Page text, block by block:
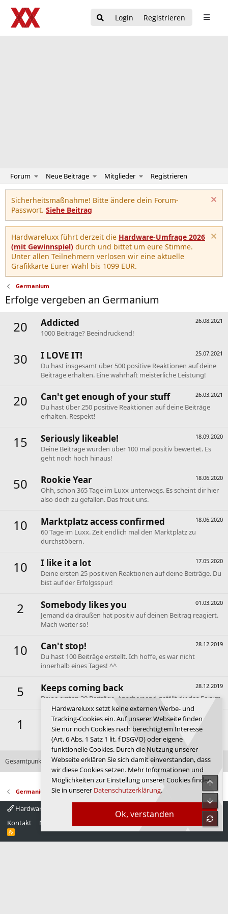
Login Registrieren
Forum Neue Beiträge Mitglieder Registrieren
Sicherheitsmaßnahme! Bitte ändere dein Forum-
Passwort. Siehe Beitrag
Hardwareluxx führt derzeit die Hardware-Umfrage 2026
(mit Gewinnspiel) durch und bittet um eure Stimme.
Unter allen Teilnehmern verlosen wir eine aktuelle
Grafikkarte Eurer Wahl bis 1099 EUR.
Germanium
Erfolge vergeben an Germanium
20 26.08.2021
Addicted
1000 Beiträge? Beeindruckend!
30 25.07.2021
I LOVE IT!
Du hast insgesamt über 500 positive Reaktionen auf deine
Beiträge erhalten. Eine wahrhaft meisterliche Leistung!
20 26.03.2021
Can't get enough of your stuff
Du hast über 250 positive Reaktionen auf deine Beiträge
erhalten. Respekt!
15 18.09.2020
Seriously likeable!
Deine Beiträge wurden über 100 mal positiv bewertet. Es
geht noch hoch hinaus!
50 18.06.2020
Rookie Year
Ohh, schon 365 Tage im Luxx unterwegs. Es scheint dir hier
also doch zu gefallen. Das freut uns.
10 18.06.2020
Marktplatz access confirmed
60 Tage im Luxx. Zeit endlich mal den Marktplatz zu
durchstöbern.
10 17.05.2020
I like it a lot
Deine ersten 25 positiven Reaktionen auf deine Beiträge. Du
bist auf der Erfolgsspur!
2 01.03.2020
Somebody likes you
Jemand da draußen hat positiv auf deinen Beitrag reagiert.
Mach weiter so!
10 28.12.2019
Can't stop!
Du hast 100 Beiträge erstellt. Ich hoffe, es war nicht
innerhalb eines Tages! ^^
5 28.12.2019
Keeps coming back
Deine ersten 30 Beiträge. Anscheinend gefällt dir das Forum.
1 28.12.2019
First message
Dein erster Beitrag. Hallo und willkommen im Forum de
Luxx.
Gesamtpunktzahl: 173 Alle verfügbaren Erfolge anzeigen
Germanium
Hardwareluxx 4.0
Kontakt
Nutzungsbedingungen Startseite
R
Ok, verstanden
Hardwareluxx setzt keine externen Werbe- und
Tracking-Cookies ein. Auf unserer Webseite finden
Sie nur noch Cookies nach berechtigtem Interesse
(Art. 6 Abs. 1 Satz 1 lit. f DSGVO) oder eigene
funktionelle Cookies. Durch die Nutzung unserer
Webseite erklären Sie sich damit einverstanden, dass
wir diese Cookies setzen. Mehr Informationen und
Möglichkeiten zur Einstellung unserer Cookies finden
Sie in unserer Datenschutzerklärung.